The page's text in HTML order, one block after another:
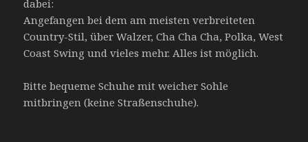
dabei:
Angefangen bei dem am meisten verbreiteten
Country-Stil, über Walzer, Cha Cha Cha, Polka, West
Coast Swing und vieles mehr. Alles ist möglich.
Bitte bequeme Schuhe mit weicher Sohle
mitbringen (keine Straßenschuhe).